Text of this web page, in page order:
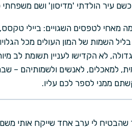
עיר הולדתי 'מדיסון' ושם משפחתי
לטפסים השגויים: ביילי טקסס,
השמות של המון העולים מכל
לא הקדישו לעניין תשומת לב
למאכלים, לאנשים ולשמותיהם –
ממני לספר לכם עליו.
שהבטיח לי ערב אחד שייקח אותי